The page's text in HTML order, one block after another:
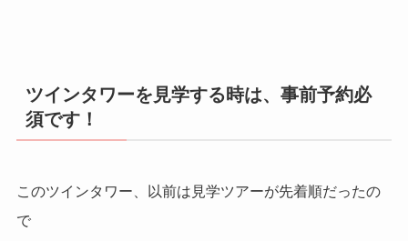
ツインタワーを見学する時は、事前予約必
須です！
このツインタワー、以前は見学ツアーが先着順だったの
で